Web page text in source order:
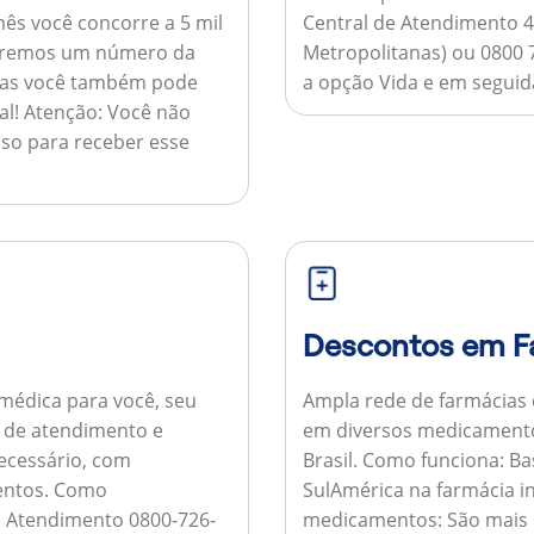
você concorre a 5 mil
um número da
você também pode
Atenção: Você não
para receber esse
Central de Atendimento
Metropolitanas) ou 0800
a opção Vida e em
para você, seu
atendimento e
com
Como
0800-726-
Descontos em
Ampla rede de
em diversos
Brasil. Como funciona:
SulAmérica na farmácia
medicamentos: São